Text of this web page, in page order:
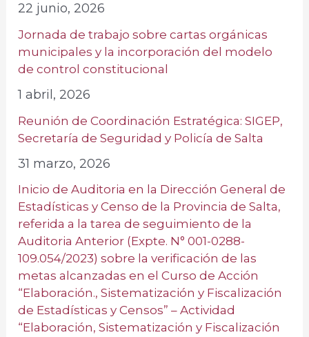
22 junio, 2026
Jornada de trabajo sobre cartas orgánicas
municipales y la incorporación del modelo
de control constitucional
1 abril, 2026
Reunión de Coordinación Estratégica: SIGEP,
Secretaría de Seguridad y Policía de Salta
31 marzo, 2026
Inicio de Auditoria en la Dirección General de
Estadísticas y Censo de la Provincia de Salta,
referida a la tarea de seguimiento de la
Auditoria Anterior (Expte. N° 001-0288-
109.054/2023) sobre la verificación de las
metas alcanzadas en el Curso de Acción
“Elaboración., Sistematización y Fiscalización
de Estadísticas y Censos” – Actividad
“Elaboración, Sistematización y Fiscalización